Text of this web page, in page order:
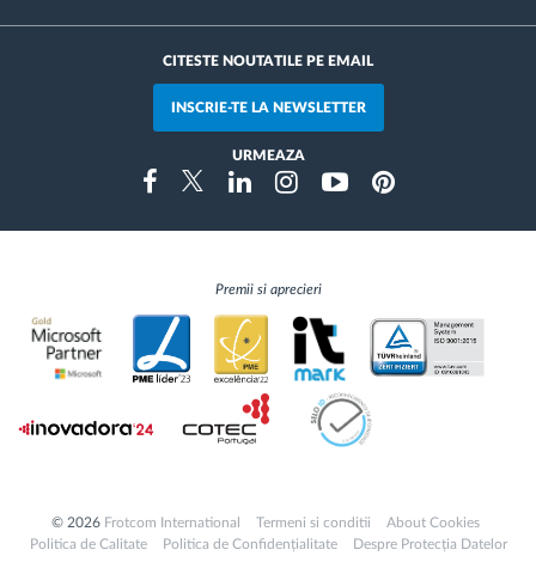
CITESTE NOUTATILE PE EMAIL
INSCRIE-TE LA NEWSLETTER
URMEAZA
FacebookTwitterLinkedinInstragramYoutubePinterest
Premii si aprecieri
© 2026 Frotcom International Termeni si conditii
About Cookies
Politica de Calitate
Politica de Confidențialitate Despre Protecția Datelor